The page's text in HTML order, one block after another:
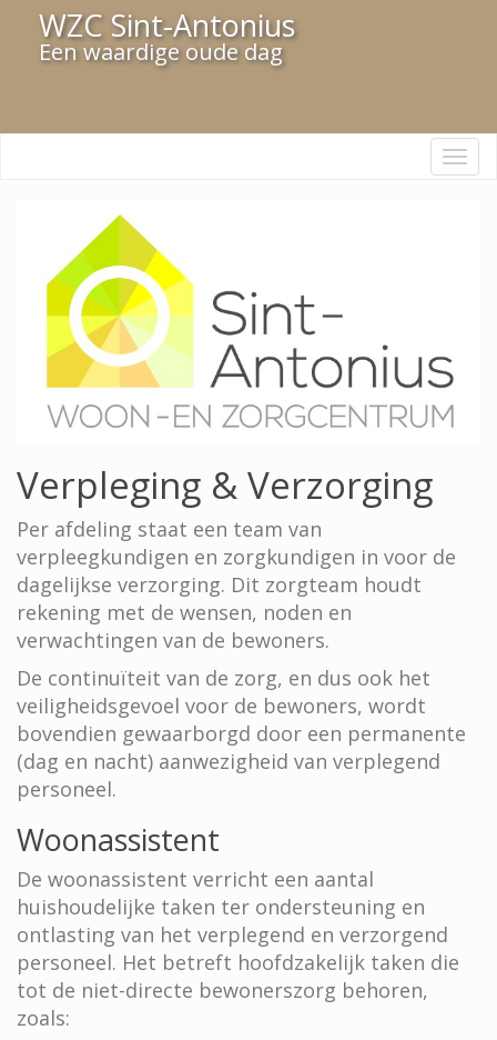
WZC Sint-Antonius
Een waardige oude dag
Verpleging & Verzorging
Per afdeling staat een team van
verpleegkundigen en zorgkundigen in voor de
dagelijkse verzorging. Dit zorgteam houdt
rekening met de wensen, noden en
verwachtingen van de bewoners.
De continuïteit van de zorg, en dus ook het
veiligheidsgevoel voor de bewoners, wordt
bovendien gewaarborgd door een permanente
(dag en nacht) aanwezigheid van verplegend
personeel.
Woonassistent
De woonassistent verricht een aantal
huishoudelijke taken ter ondersteuning en
ontlasting van het verplegend en verzorgend
personeel. Het betreft hoofdzakelijk taken die
tot de niet-directe bewonerszorg behoren,
zoals: